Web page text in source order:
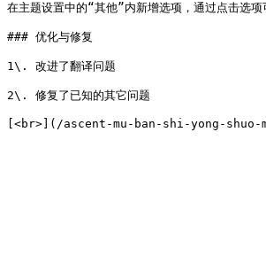
在主题设置中的“其他”内新增选项，通过点击选
### 优化与修复
1\. 改进了翻译问题
2\. 修复了已知的其它问题